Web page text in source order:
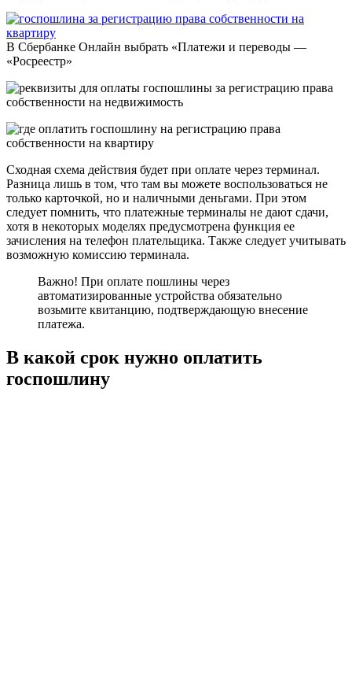
В Сбербанке Онлайн выбрать «Платежи и переводы —
«Росреестр»
Сходная схема действия будет при оплате через терминал.
Разница лишь в том, что там вы можете воспользоваться не
только карточкой, но и наличными деньгами. При этом
следует помнить, что платежные терминалы не дают сдачи,
хотя в некоторых моделях предусмотрена функция ее
зачисления на телефон плательщика. Также следует учитывать
возможную комиссию терминала.
Важно! При оплате пошлины через
автоматизированные устройства обязательно
возьмите квитанцию, подтверждающую внесение
платежа.
В какой срок нужно оплатить
госпошлину